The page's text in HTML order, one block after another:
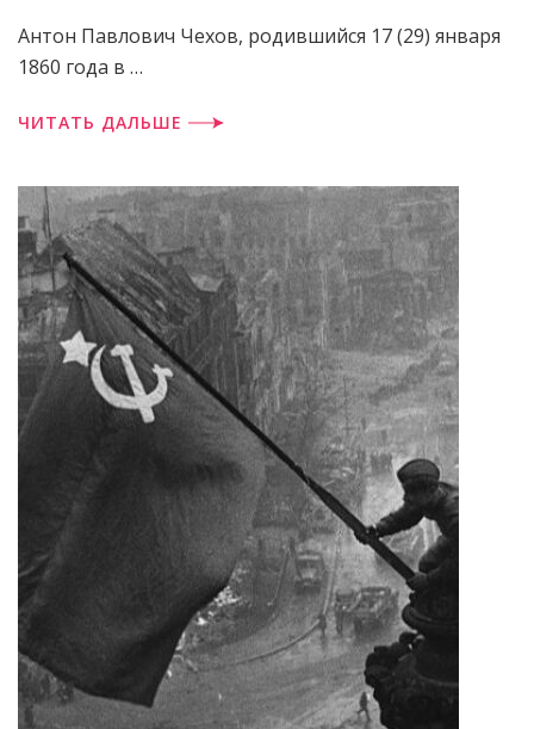
Антон Павлович Чехов, родившийся 17 (29) января
1860 года в …
ЧИТАТЬ ДАЛЬШЕ